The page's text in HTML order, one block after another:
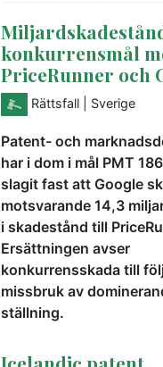
konkurrensmål
PriceRunner och
Rättsfall | Sverige
Patent- och
har i dom i mål PMT
slagit fast att Google
motsvarande 14,3
i skadestånd till
Ersättningen avser
konkurrensskada till
missbruk av
ställning.